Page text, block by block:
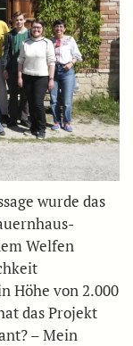
wurde das
Welfen
Höhe von 2.000
das Projekt
– Mein